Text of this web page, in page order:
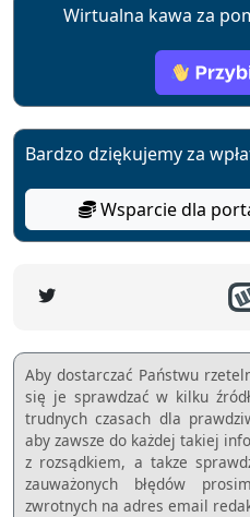
Wirtualna kawa za
Bardzo dziękujemy za
Wsparcie dla
Aby dostarczać Państwu
się je sprawdzać w kilku
trudnych czasach dla
aby zawsze do każdej takiej
z rozsądkiem, a takze
zauważonych błędów
zwrotnych na adres email